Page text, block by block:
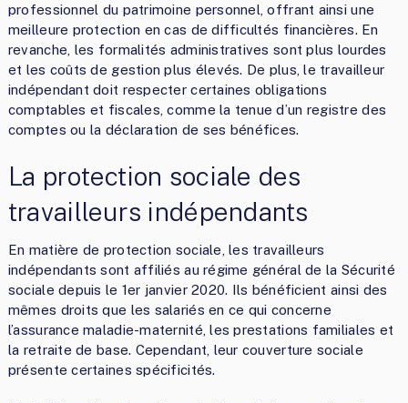
professionnel du patrimoine personnel, offrant ainsi une
meilleure protection en cas de difficultés financières. En
revanche, les formalités administratives sont plus lourdes
et les coûts de gestion plus élevés. De plus, le travailleur
indépendant doit respecter certaines obligations
comptables et fiscales, comme la tenue d’un registre des
comptes ou la déclaration de ses bénéfices.
La protection sociale des
travailleurs indépendants
En matière de protection sociale, les travailleurs
indépendants sont affiliés au régime général de la Sécurité
sociale depuis le 1er janvier 2020. Ils bénéficient ainsi des
mêmes droits que les salariés en ce qui concerne
l’assurance maladie-maternité, les prestations familiales et
la retraite de base. Cependant, leur couverture sociale
présente certaines spécificités.